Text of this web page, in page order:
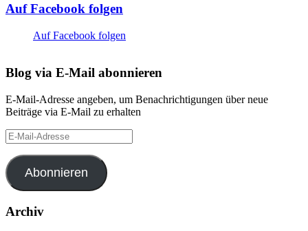
Auf Facebook folgen
Auf Facebook folgen
Blog via E-Mail abonnieren
E-Mail-Adresse angeben, um Benachrichtigungen über neue
Beiträge via E-Mail zu erhalten
E-
Mail-
Adresse
Abonnieren
Archiv